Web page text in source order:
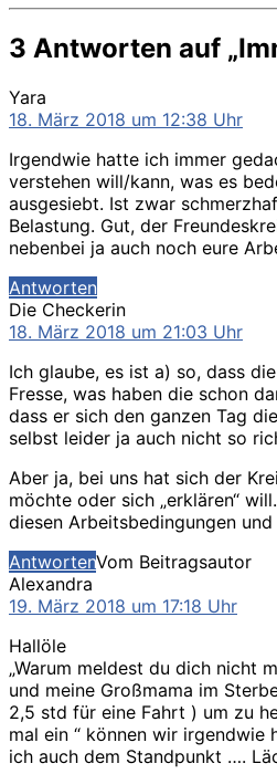
3 Antworten auf
Yara
18. März 2018 um 12:38 Uhr
Irgendwie hatte ich immer
verstehen will/kann, was es
ausgesiebt. Ist zwar
Belastung. Gut, der
nebenbei ja auch noch eure
Antworten
Die Checkerinsagt:
18. März 2018 um 21:03 Uhr
Ich glaube, es ist a) so, dass
Fresse, was haben die schon
dass er sich den ganzen Tag
selbst leider ja auch nicht so
Aber ja, bei uns hat sich der
möchte oder sich „erklären“
diesen Arbeitsbedingungen
AntwortenVom Beitragsautor
Alexandra
19. März 2018 um 17:18 Uhr
Hallöle
„Warum meldest du dich nicht
und meine Großmama im
2,5 std für eine Fahrt ) um zu
mal ein “ können wir irgendwie
ich auch dem Standpunkt ….